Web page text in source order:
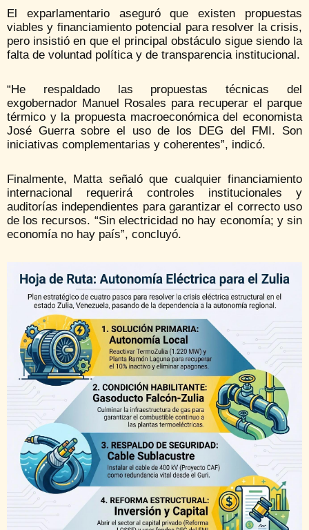
El exparlamentario aseguró que existen propuestas
viables y financiamiento potencial para resolver la crisis,
pero insistió en que el principal obstáculo sigue siendo la
falta de voluntad política y de transparencia institucional.
“He respaldado las propuestas técnicas del
exgobernador Manuel Rosales para recuperar el parque
térmico y la propuesta macroeconómica del economista
José Guerra sobre el uso de los DEG del FMI. Son
iniciativas complementarias y coherentes”, indicó.
Finalmente, Matta señaló que cualquier financiamiento
internacional requerirá controles institucionales y
auditorías independientes para garantizar el correcto uso
de los recursos. “Sin electricidad no hay economía; y sin
economía no hay país”, concluyó.